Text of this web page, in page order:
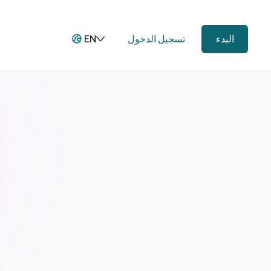
EN تسجيل الدخول البدء